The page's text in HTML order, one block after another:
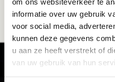
informatie over uw gebruik
voor social media,
kunnen deze gegevens
u aan ze heeft verstrekt of
van uw gebruik van hun